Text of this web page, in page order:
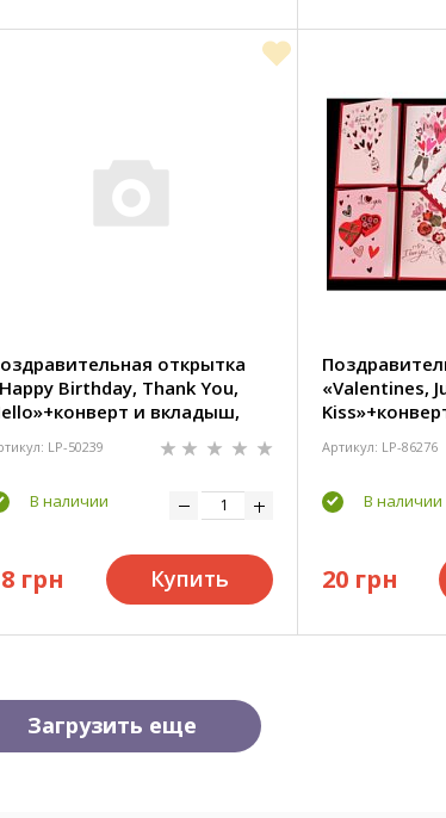
открытка
Birthday, Thank You,
и вкладыш,
LP-50239
В наличии
грн Купить
«Valentines,
Артикул: LP-86276
В наличии
20 грн
Загрузить еще